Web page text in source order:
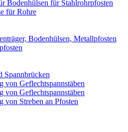
Bodenhülsen für Stahlrohrpfosten
für Rohre
Bodenhülsen, Metallpfosten
Spannbrücken
von Geflechtspannstäben
von Geflechtspannstäben
von Streben an Pfosten